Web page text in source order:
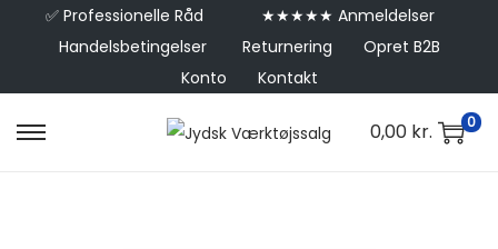
✅ Professionelle Råd
★★★★★ Anmeldelser
Handelsbetingelser
Returnering
Opret B2B
Konto
Kontakt
0,00 kr. 0